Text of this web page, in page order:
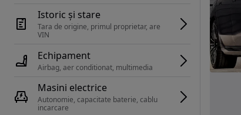
Istoric și stare
Tara de origine, primul proprietar, are
Echipament
Airbag, aer conditionat, multimedia
Masini electrice
Autonomie, capacitate baterie, cablu